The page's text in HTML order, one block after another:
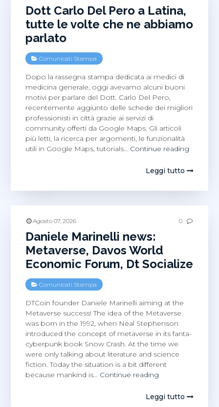
Dott Carlo Del Pero a Latina,
tutte le volte che ne abbiamo
parlato
Comunicati Stampa
Dopo la rassegna stampa dedicata ai medici di
medicina generale, oggi avevamo alcuni buoni
motivi per parlare del Dott. Carlo Del Pero,
recentemente aggiunto delle schede dei migliori
professionisti in città grazie ai servizi di
community offerti da Google Maps. Gli articoli
più letti, la ricerca per argomenti, le funzionalità
utili in Google Maps, tutorials… Continue reading
Del
a
le
Leggi tutto
Agosto 07, 2026 0
Daniele Marinelli news:
Metaverse, Davos World
Economic Forum, Dt Socialize
Comunicati Stampa
DTCoin founder Daniele Marinelli aiming at the
Metaverse success! The idea of the Metaverse
was born in the 1992, when Neal Stephenson
introduced the concept of metaverse in its fanta-
cyberpunk book Snow Crash. At the time we
were only talking about literature and science
fiction. Today the situation is a bit different
because mankind is… Continue reading
news:
Leggi tutto